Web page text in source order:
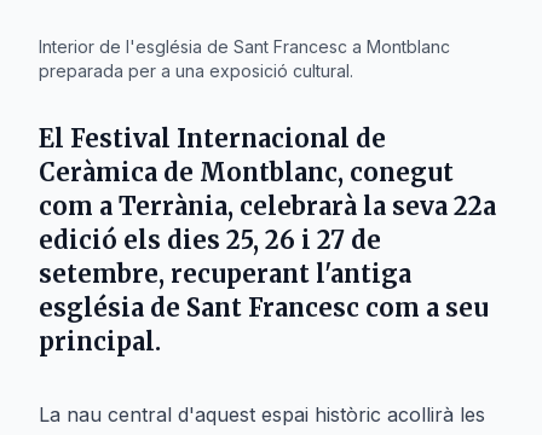
Interior de l'església de Sant Francesc a Montblanc
preparada per a una exposició cultural.
El Festival Internacional de
Ceràmica de Montblanc, conegut
com a Terrània, celebrarà la seva 22a
edició els dies 25, 26 i 27 de
setembre, recuperant l'antiga
església de Sant Francesc com a seu
principal.
La nau central d'aquest espai històric acollirà les